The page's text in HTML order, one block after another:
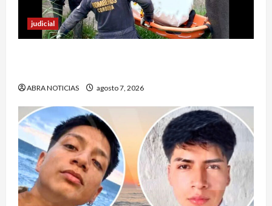
judicial
ABRA NOTICIAS agosto 7, 2026